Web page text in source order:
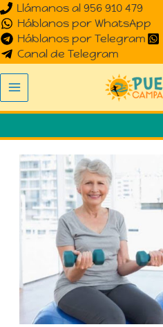
Ir
al
contenido
Llámanos al 956 910 479
Háblanos por WhatsApp
Háblanos por Telegram
Canal de Telegram